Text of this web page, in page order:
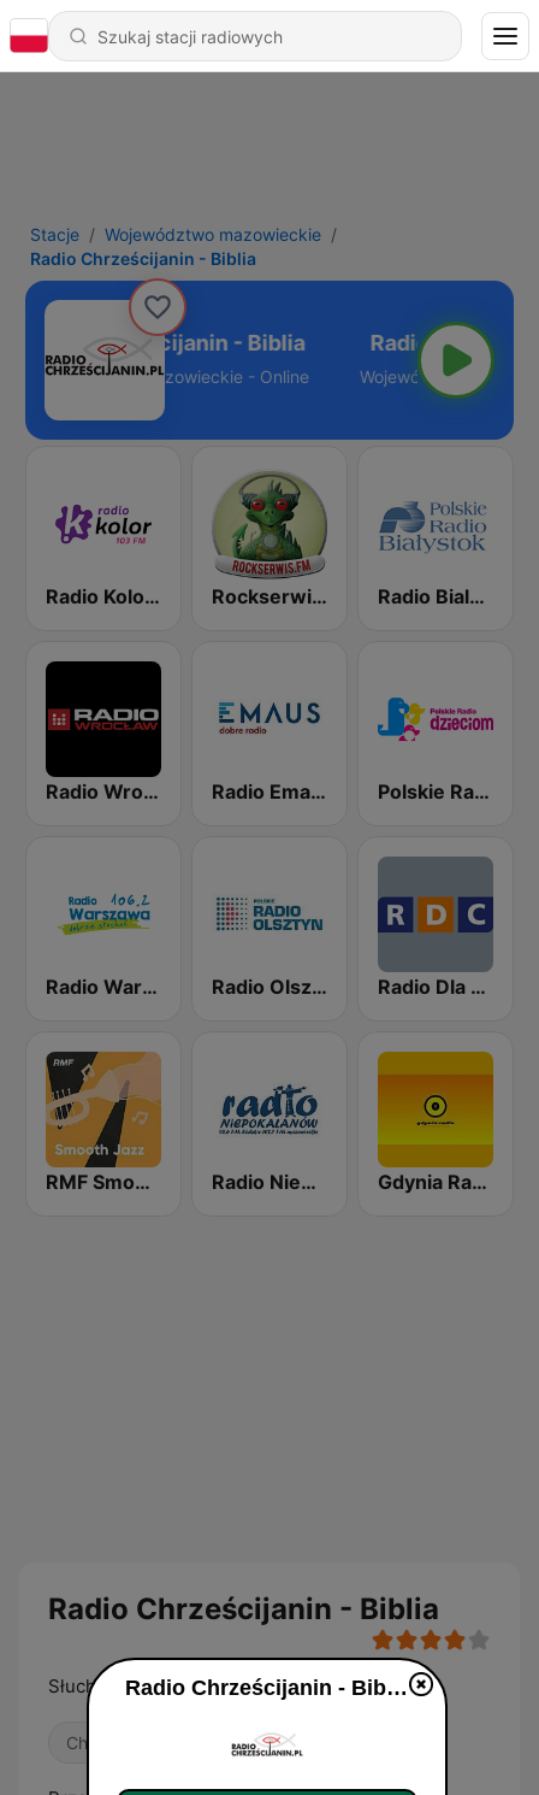
Stacje
Województwo mazowieckie
Radio Chrześcijanin - Biblia
Radio Chrześcijanin - Biblia
Województwo mazowieckie - Online
Radio Kolor 103 FM Rockserwis FM Radio Bialystok
Radio Wroclaw 102.3 Radio Emaus Polskie Radio dzieciom
Radio Warszawa 106.2 Radio Olsztyn Radio Dla Ciebie
RMF Smooth Jazz Radio Niepokalanów Gdynia Radio
Radio Chrześcijanin - Biblia
Słuchamy Pisma Świętego
Chrześcijańska
Radio Chrześcijanin - Biblia na żywo